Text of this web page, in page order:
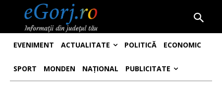
EVENIMENT ACTUALITATE POLITICĂ ECONOMIC
SPORT MONDEN NAȚIONAL PUBLICITATE